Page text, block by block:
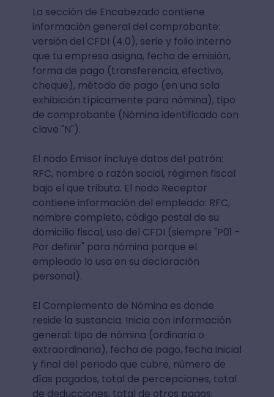
La sección de Encabezado contiene
información general del comprobante:
versión del CFDI (4.0), serie y folio interno
que tu empresa asigna, fecha de emisión,
forma de pago (transferencia, efectivo,
cheque), método de pago (en una sola
exhibición típicamente para nómina), tipo
de comprobante (Nómina identificado con
clave "N").
El nodo Emisor incluye datos del patrón:
RFC, nombre o razón social, régimen fiscal
bajo el que tributa. El nodo Receptor
contiene información del empleado: RFC,
nombre completo, código postal de su
domicilio fiscal, uso del CFDI (siempre "P01 -
Por definir" para nómina porque el
empleado lo usa en su declaración
personal).
El Complemento de Nómina es donde
reside la sustancia. Inicia con información
general: tipo de nómina (ordinaria o
extraordinaria), fecha de pago, fecha inicial
y final del periodo que cubre, número de
días pagados, total de percepciones, total
de deducciones, total de otros pagos.